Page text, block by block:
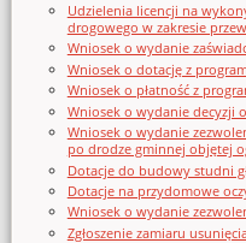
Udzielenia licencji na
drogowego w zakresie
Wniosek o wydanie
Wniosek o dotację z
Wniosek o płatność z
Wniosek o wydanie decyzji
Wniosek o wydanie
po drodze gminnej objętej
Dotacje do budowy studni
Dotacje na przydomowe
Wniosek o wydanie
Zgłoszenie zamiaru